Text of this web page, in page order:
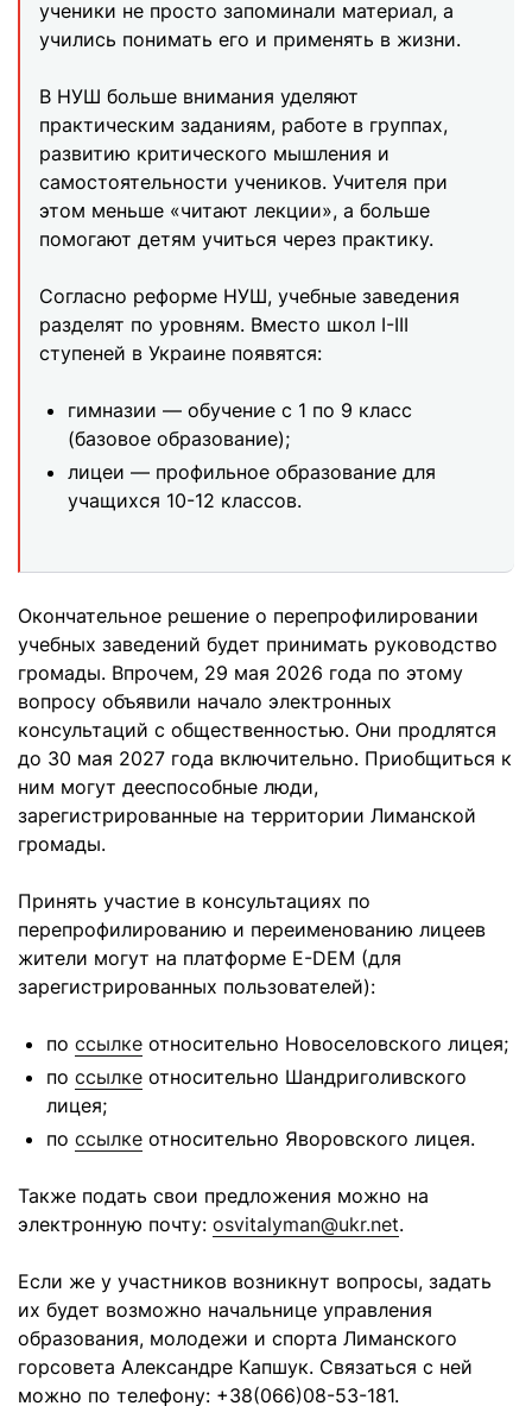
ученики не просто запоминали материал, а
учились понимать его и применять в жизни.
В НУШ больше внимания уделяют
практическим заданиям, работе в группах,
развитию критического мышления и
самостоятельности учеников. Учителя при
этом меньше «читают лекции», а больше
помогают детям учиться через практику.
Согласно реформе НУШ, учебные заведения
разделят по уровням. Вместо школ I-III
ступеней в Украине появятся:
гимназии — обучение с 1 по 9 класс
(базовое образование);
лицеи — профильное образование для
учащихся 10-12 классов.
Окончательное решение о перепрофилировании
учебных заведений будет принимать руководство
громады. Впрочем, 29 мая 2026 года по этому
вопросу объявили начало электронных
консультаций с общественностью. Они продлятся
до 30 мая 2027 года включительно. Приобщиться к
ним могут дееспособные люди,
зарегистрированные на территории Лиманской
громады.
Принять участие в консультациях по
перепрофилированию и переименованию лицеев
жители могут на платформе E-DEM (для
зарегистрированных пользователей):
по ссылке относительно Новоселовского лицея;
по ссылке относительно Шандриголивского
лицея;
по ссылке относительно Яворовского лицея.
Также подать свои предложения можно на
электронную почту: osvitalyman@ukr.net.
Если же у участников возникнут вопросы, задать
их будет возможно начальнице управления
образования, молодежи и спорта Лиманского
горсовета Александре Капшук. Связаться с ней
можно по телефону: +38(066)08-53-181.